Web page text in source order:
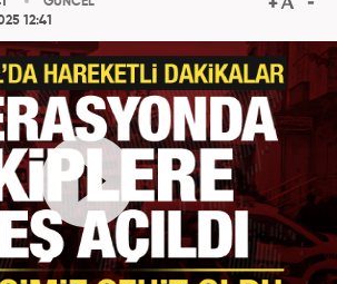
12:41